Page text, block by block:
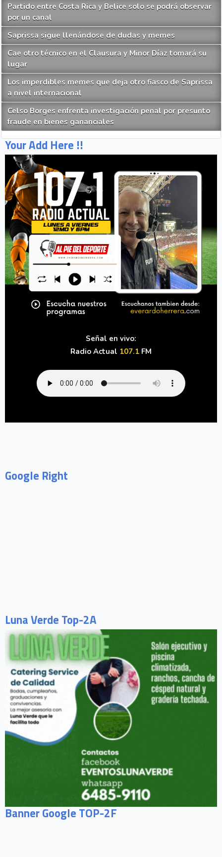
Partido entre Costa Rica y Belice solo se podrá observar
por un canal
Saprissa sigue llenándose de dudas y memes
Cae otro técnico en el Clausura y Minor Díaz tomará su
lugar
Los imperdibles memes que deja otro fiasco de Saprissa
a nivel internacional
Celso Borges enfrenta investigación penal por presunto
fraude en bienes gananciales
Your Add Here !!
Señal en vivo:
Radio Actual 107.1 FM
Google Right
Luna Verde Top-2A
Banner Google TOP-2F